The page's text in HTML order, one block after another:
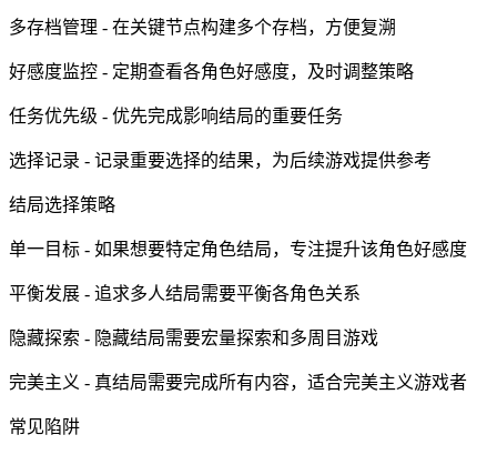
多存档管理 - 在关键节点构建多个存档，方便复溯
好感度监控 - 定期查看各角色好感度，及时调整策略
任务优先级 - 优先完成影响结局的重要任务
选择记录 - 记录重要选择的结果，为后续游戏提供参考
结局选择策略
单一目标 - 如果想要特定角色结局，专注提升该角色好感度
平衡发展 - 追求多人结局需要平衡各角色关系
隐藏探索 - 隐藏结局需要宏量探索和多周目游戏
完美主义 - 真结局需要完成所有内容，适合完美主义游戏者
常见陷阱